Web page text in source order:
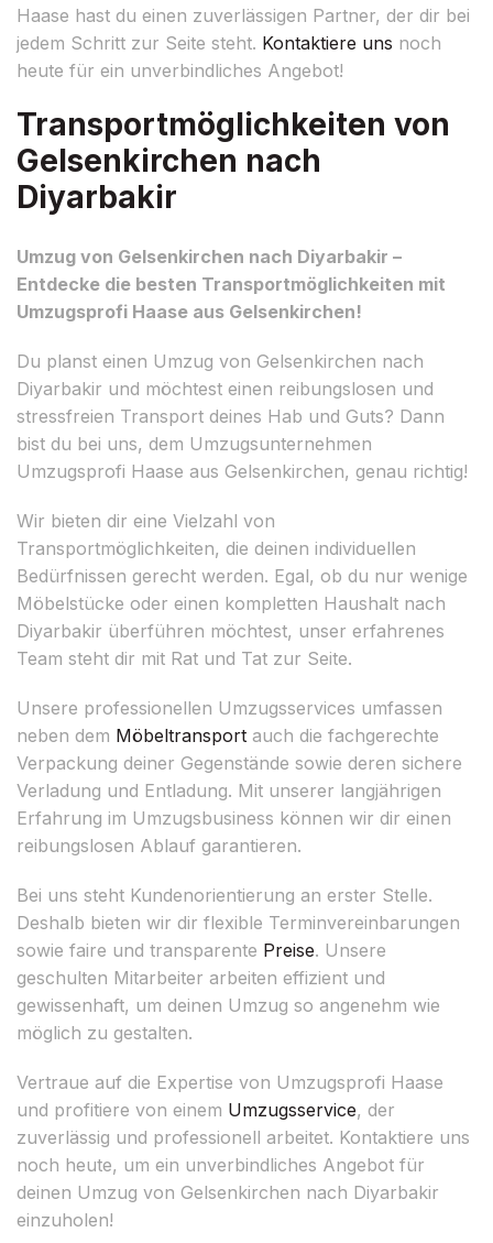
Haase hast du einen zuverlässigen Partner, der dir bei
jedem Schritt zur Seite steht. Kontaktiere uns noch
heute für ein unverbindliches Angebot!
Transportmöglichkeiten von
Gelsenkirchen nach
Diyarbakir
Umzug von Gelsenkirchen nach Diyarbakir –
Entdecke die besten Transportmöglichkeiten mit
Umzugsprofi Haase aus Gelsenkirchen!
Du planst einen Umzug von Gelsenkirchen nach
Diyarbakir und möchtest einen reibungslosen und
stressfreien Transport deines Hab und Guts? Dann
bist du bei uns, dem Umzugsunternehmen
Umzugsprofi Haase aus Gelsenkirchen, genau richtig!
Wir bieten dir eine Vielzahl von
Transportmöglichkeiten, die deinen individuellen
Bedürfnissen gerecht werden. Egal, ob du nur wenige
Möbelstücke oder einen kompletten Haushalt nach
Diyarbakir überführen möchtest, unser erfahrenes
Team steht dir mit Rat und Tat zur Seite.
Unsere professionellen Umzugsservices umfassen
neben dem Möbeltransport auch die fachgerechte
Verpackung deiner Gegenstände sowie deren sichere
Verladung und Entladung. Mit unserer langjährigen
Erfahrung im Umzugsbusiness können wir dir einen
reibungslosen Ablauf garantieren.
Bei uns steht Kundenorientierung an erster Stelle.
Deshalb bieten wir dir flexible Terminvereinbarungen
sowie faire und transparente Preise. Unsere
geschulten Mitarbeiter arbeiten effizient und
gewissenhaft, um deinen Umzug so angenehm wie
möglich zu gestalten.
Vertraue auf die Expertise von Umzugsprofi Haase
und profitiere von einem Umzugsservice, der
zuverlässig und professionell arbeitet. Kontaktiere uns
noch heute, um ein unverbindliches Angebot für
deinen Umzug von Gelsenkirchen nach Diyarbakir
einzuholen!